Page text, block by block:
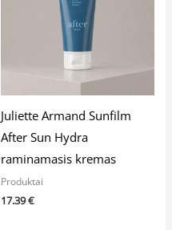
Juliette Armand Sunfilm
After Sun Hydra
raminamasis kremas
Produktai
17.39€